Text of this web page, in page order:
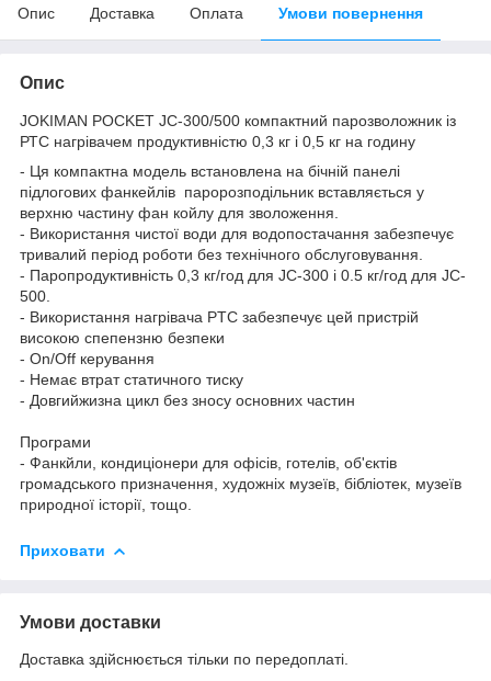
Опис Доставка Оплата Умови повернення
Опис
JOKIMAN POCKET JC-300/500 компактний парозволожник із
РТС нагрівачем продуктивністю 0,3 кг і 0,5 кг на годину
- Ця компактна модель встановлена на бічній панелі
підлогових фанкейлів паророзподільник вставляється у
верхню частину фан койлу для зволоження.
- Використання чистої води для водопостачання забезпечує
тривалий період роботи без технічного обслуговування.
- Паропродуктивність 0,3 кг/год для JC-300 і 0.5 кг/год для JC-
500.
- Використання нагрівача PTC забезпечує цей пристрій
високою спепензню безпеки
- On/Off керування
- Немає втрат статичного тиску
- Довгийжизна цикл без зносу основних частин
Програми
- Фанкйли, кондиціонери для офісів, готелів, об'єктів
громадського призначення, художніх музеїв, бібліотек, музеїв
природної історії, тощо.
Приховати
Умови доставки
Доставка здійснюється тільки по передоплаті.